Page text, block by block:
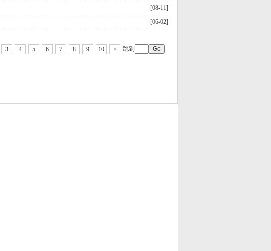
[08-11]
[06-02]
3 4 5 6 7 8 9 10 > 跳到